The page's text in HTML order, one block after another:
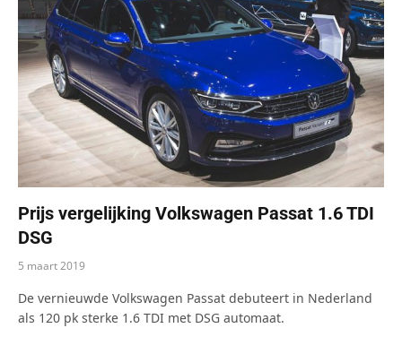
Prijs vergelijking Volkswagen Passat 1.6 TDI
DSG
5 maart 2019
De vernieuwde Volkswagen Passat debuteert in Nederland
als 120 pk sterke 1.6 TDI met DSG automaat.